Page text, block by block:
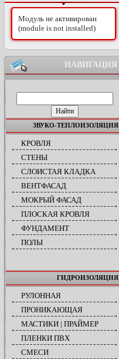
Модуль не активирован
(module is not installed)
НАВИГАЦИЯ
ЗВУКО-ТЕПЛОИЗОЛЯЦИЯ
КРОВЛЯ
СТЕНЫ
СЛОИСТАЯ КЛАДКА
ВЕНТФАСАД
МОКРЫЙ ФАСАД
ПЛОСКАЯ КРОВЛЯ
ФУНДАМЕНТ
ПОЛЫ
ГИДРОИЗОЛЯЦИЯ
РУЛОННАЯ
ПРОНИКАЮЩАЯ
МАСТИКИ | ПРАЙМЕР
ПЛЕНКИ ПВХ
СМЕСИ